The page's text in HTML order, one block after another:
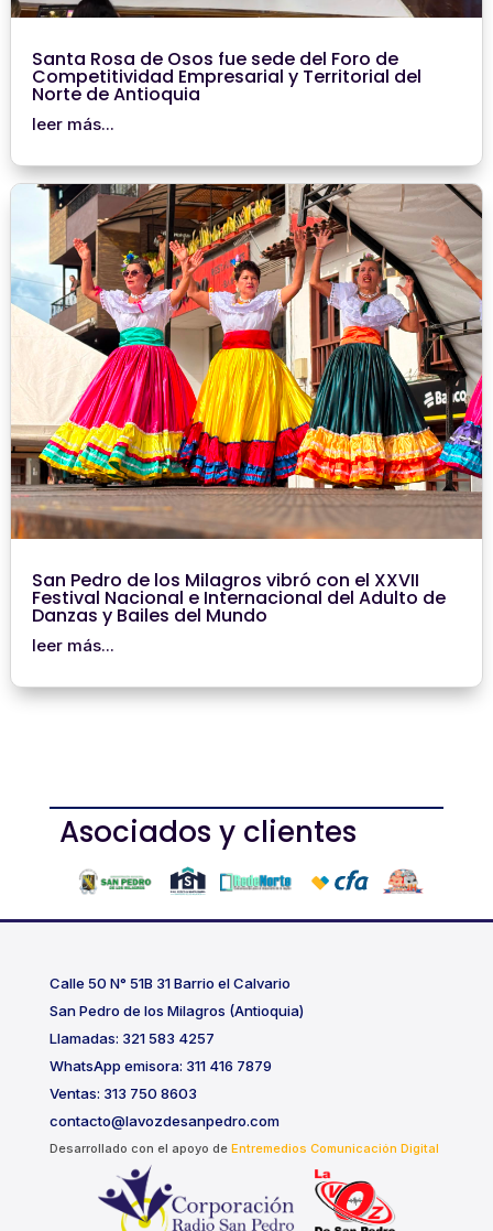
Santa Rosa de Osos fue sede del Foro de
Competitividad Empresarial y Territorial del
Norte de Antioquia
leer más...
San Pedro de los Milagros vibró con el XXVII
Festival Nacional e Internacional del Adulto de
Danzas y Bailes del Mundo
leer más...
Asociados y clientes
Calle 50 N° 51B 31 Barrio el Calvario
San Pedro de los Milagros (Antioquia)
Llamadas: 321 583 4257
WhatsApp emisora: 311 416 7879
Ventas: 313 750 8603
contacto@lavozdesanpedro.com
Desarrollado con el apoyo de Entremedios Comunicación Digital